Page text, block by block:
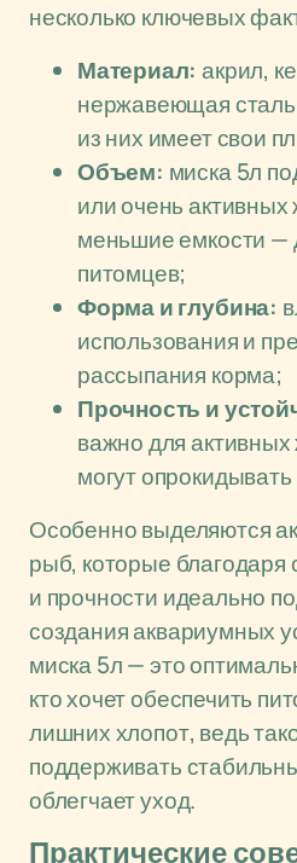
несколько ключевых
Материал: акрил,
нержавеющая
из них имеет свои
Объем: миска 5л
или очень
меньшие емкости —
питомцев;
Форма и глубина:
использования и
рассыпания корма;
Прочность и
важно для
могут
Особенно выделяются
рыб, которые благодаря
и прочности идеально
создания аквариумных
миска 5л — это
кто хочет обеспечить
лишних хлопот, ведь
поддерживать
облегчает уход.
Практические